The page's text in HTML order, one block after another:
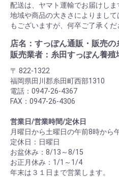
配送は、ヤマト運輸でお届けしま
地域や商品の大きさによりまし
もございますが、何卒ご了承くだ
店名：すっぽん通販・販売
販売業者：糸田すっぽん養殖
〒 822-1322
福岡県田川郡糸田町西部1310
電話：0947-26-4367
FAX：0947-26-4306
営業日/営業時間/定休日
月曜日から土曜日の午前8時から
定休日：日曜日
お盆休み：8/13～8/15
お正月休み：1/1～1/4
年末は３１日まで営業します。